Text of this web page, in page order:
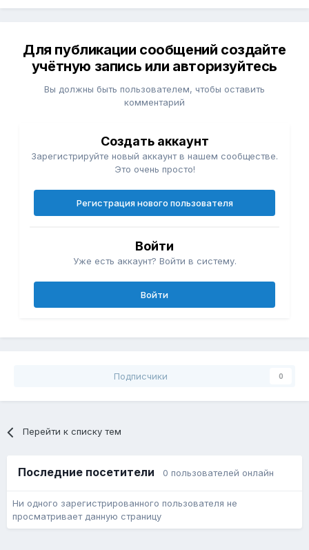
Для публикации сообщений создайте
учётную запись или авторизуйтесь
Вы должны быть пользователем, чтобы оставить
комментарий
Создать аккаунт
Зарегистрируйте новый аккаунт в нашем сообществе.
Это очень просто!
Регистрация нового пользователя
Войти
Уже есть аккаунт? Войти в систему.
Войти
Подписчики 0
Перейти к списку тем
Последние посетители 0 пользователей онлайн
Ни одного зарегистрированного пользователя не
просматривает данную страницу